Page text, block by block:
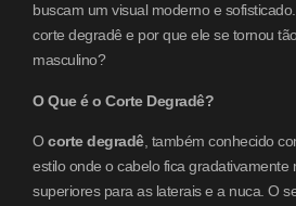
buscam um visual moderno e
corte degradê e por que ele se tornou
masculino?
O Que é o Corte Degradê?
Ocorte degradê, também conhecido
estilo onde o cabelo fica gradativamente
superiores para as laterais e a nuca. O